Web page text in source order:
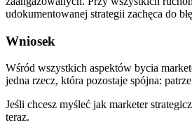
udokumentowanej strategii zachęca do
Wniosek
Wśród wszystkich aspektów bycia
jedna rzecz, która pozostaje spójna:
Jeśli chcesz myśleć jak marketer
teraz.